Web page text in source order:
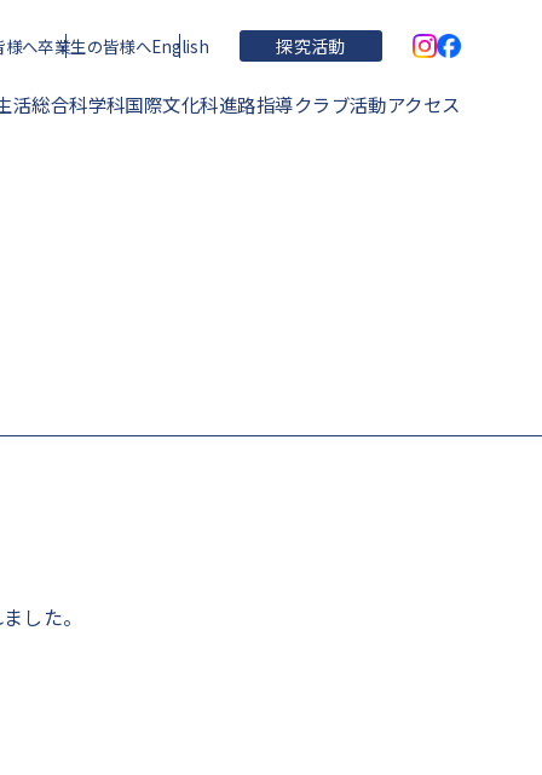
様へ卒業生の皆様へEnglish 探究活動
活総合科学科国際文化科進路指導クラブ活動アクセス
した。